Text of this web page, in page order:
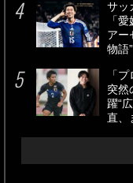
サッ
「
アー
物語”
「
突然
躍“
直、